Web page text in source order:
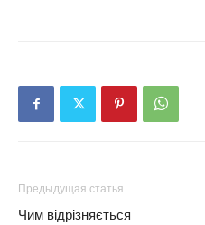
Предыдущая статья
Чим відрізняється